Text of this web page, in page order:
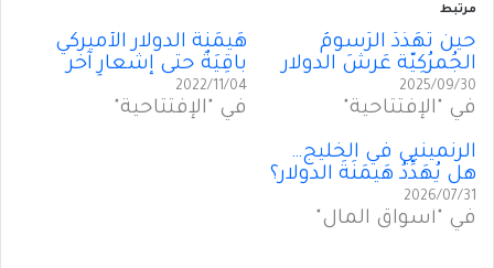
مرتبط
حينَ تُهَدِّدُ الرُسومُ
الجُمرُكِيّة عَرشَ الدولار
2025/09/30
في "الإفتتاحية"
هَيمَنَةُ الدولار الأميركي
باقِيَةٌ حتى إشعارٍ آخر
2022/11/04
في "الإفتتاحية"
الرنمينبي في الخليج…
هل يُهَدِّدُ هَيمَنَةَ الدولار؟
2026/07/31
في "أسواق المال"